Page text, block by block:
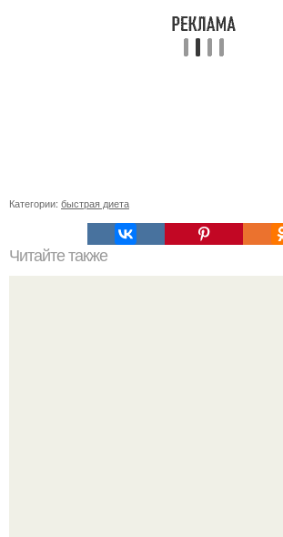
Категории: быстрая диета
Читайте также